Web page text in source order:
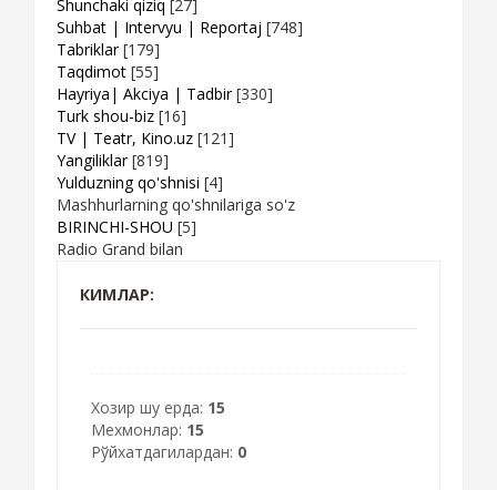
Shunchaki qiziq [27]
Suhbat | Intervyu | Reportaj [748]
Tabriklar [179]
Taqdimot [55]
Hayriya| Akciya | Tadbir [330]
Turk shou-biz [16]
TV | Teatr, Kino.uz [121]
Yangiliklar [819]
Yulduzning qo'shnisi [4]
Mashhurlarning qo'shnilariga so'z
BIRINCHI-SHOU [5]
Radio Grand bilan
КИМЛАР:
Хозир шу ерда: 15
Мехмонлар: 15
Рўйхатдагилардан: 0